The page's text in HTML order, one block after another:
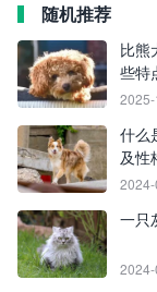
随机推荐
比熊
些特
什么
及性
一只